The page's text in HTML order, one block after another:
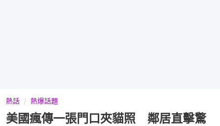
熱話 熱爆話題
美國瘋傳一張門口夾貓照 鄰居直擊驚